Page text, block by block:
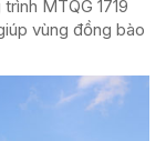
MTQG 1719
vùng đồng bào